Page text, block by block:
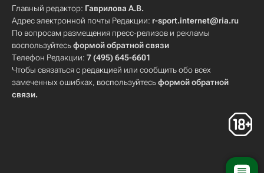
Главный редактор: Гаврилова А.В.
Адрес электронной почты Редакции: r-sport.internet@ria.ru
По вопросам размещения пресс-релизов и рекламы
воспользуйтесьформой обратной связи
Телефон Редакции: 7 (495) 645-6601
Чтобы связаться с редакцией или сообщить обо всех
замеченных ошибках, воспользуйтесьформой обратной
связи.